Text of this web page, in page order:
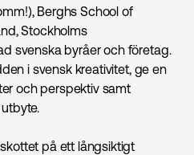
Berghs School of
Stockholms
svenska byråer och företag.
i svensk kreativitet, ge en
och perspektiv samt
på ett långsiktigt